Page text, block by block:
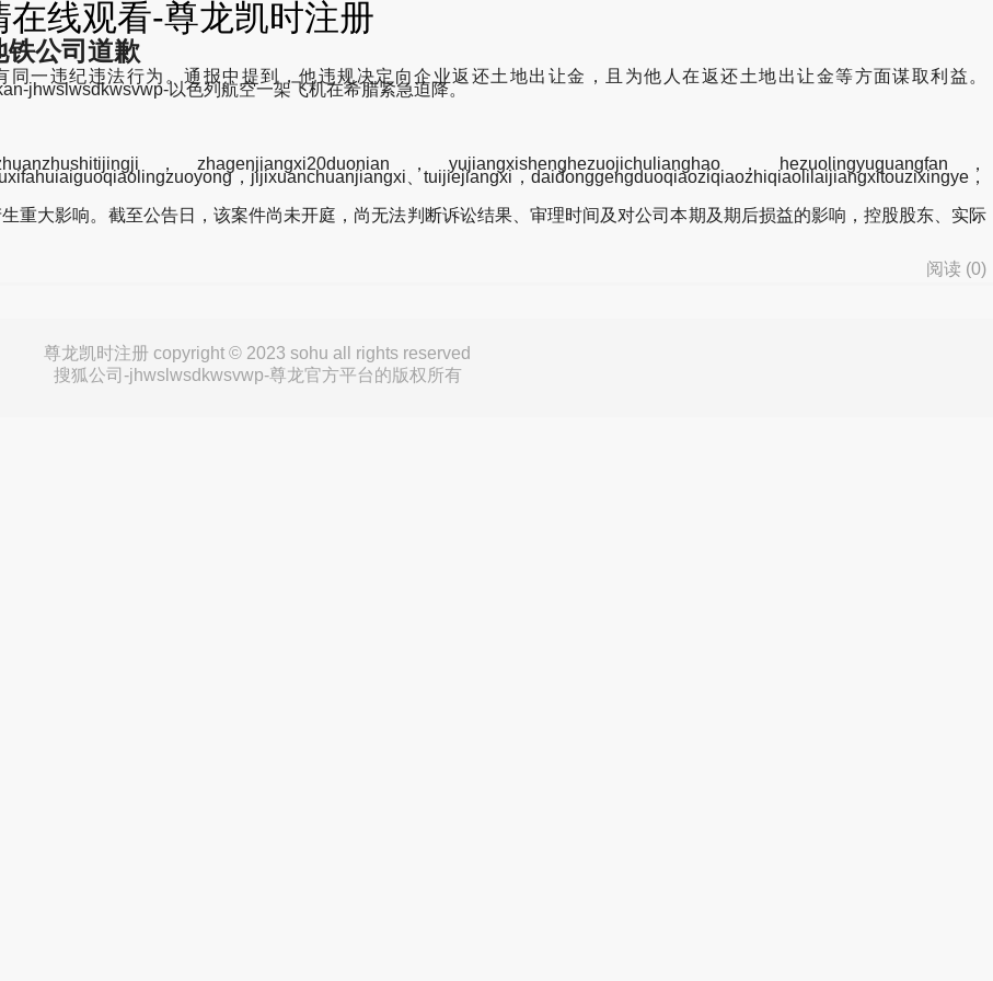
线观看-尊龙凯时注册
铁公司道歉
违纪违法行为。通报中提到，他违规决定向企业返还土地出让金，且为他人在返还土地出让金等方面谋取利益。
jhwslwsdkwsvwp-以色列航空一架飞机在希腊紧急迫降。
，zhagenjiangxi20duonian，yujiangxishenghezuojichulianghao，hezuolingyuguangfan，
，jijixuanchuanjiangxi、tuijiejiangxi，daidonggengduoqiaoziqiaozhiqiaolilaijiangxitouzixingye，
大影响。截至公告日，该案件尚未开庭，尚无法判断诉讼结果、审理时间及对公司本期及期后损益的影响，控股股东、实际
阅读 (0)
尊龙凯时注册 copyright © 2023 sohu all rights reserved
搜狐公司-jhwslwsdkwsvwp-尊龙官方平台的版权所有